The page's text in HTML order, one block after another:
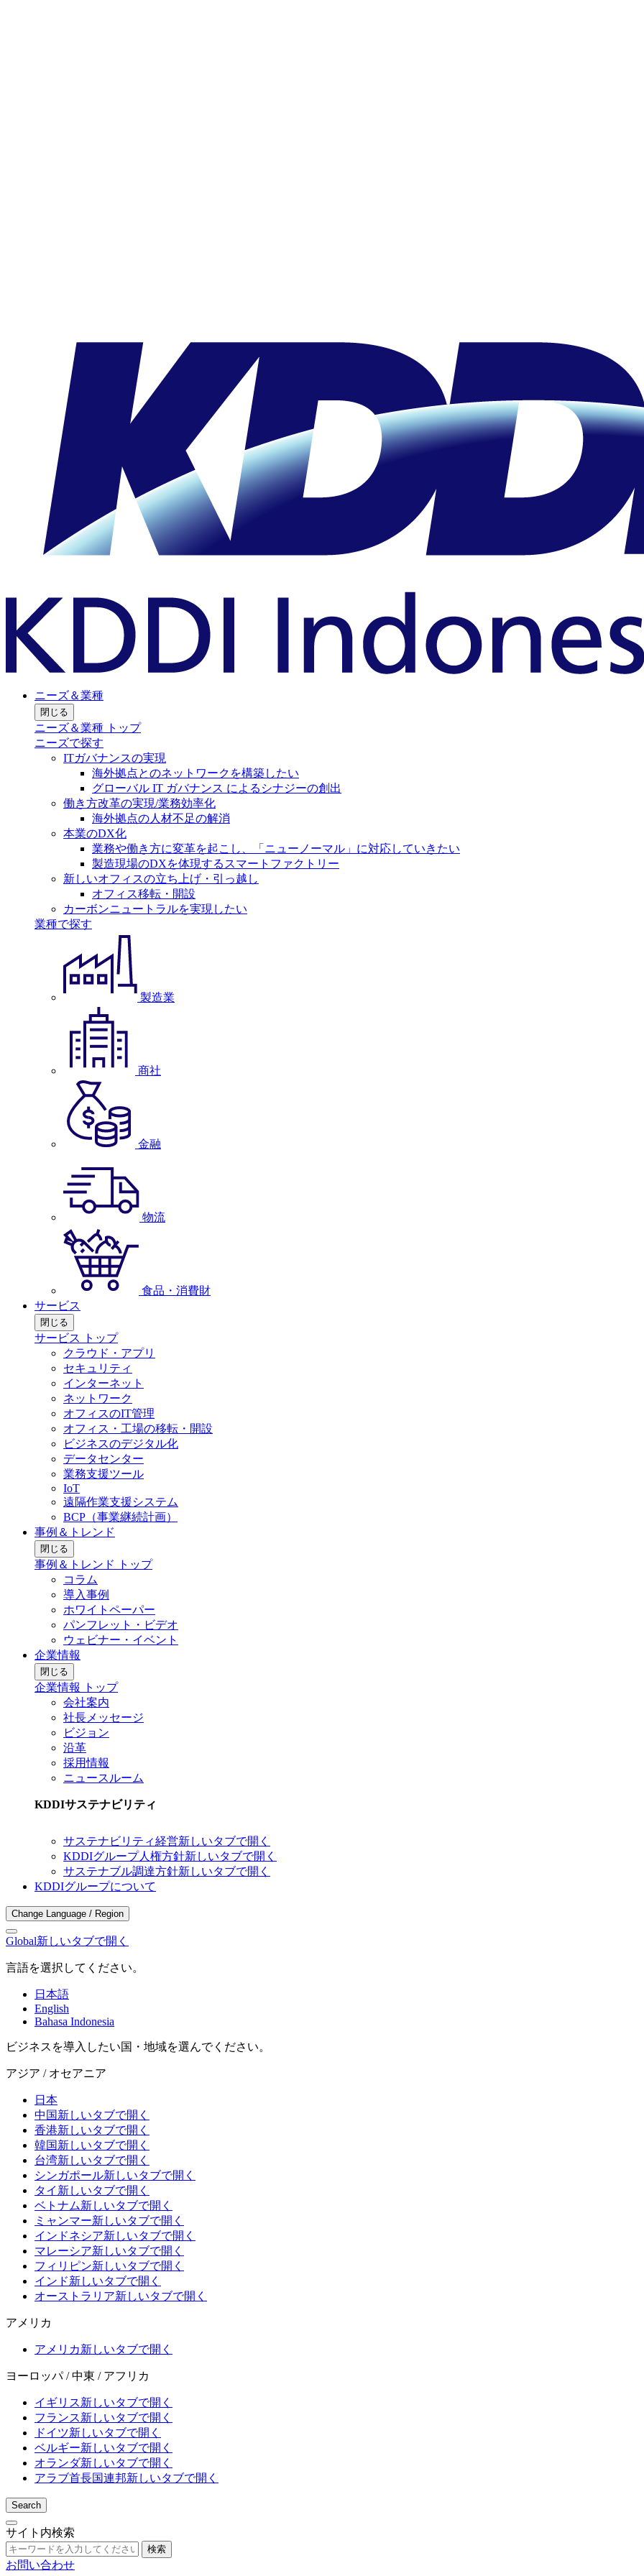
ニーズ＆業種
閉じる
ニーズ＆業種 トップ
ニーズで探す
ITガバナンスの実現
海外拠点とのネットワークを構築したい
グローバル IT ガバナンス によるシナジーの創出
働き方改革の実現/業務効率化
海外拠点の人材不足の解消
本業のDX化
業務や働き方に変革を起こし、「ニューノーマル」に対応していきたい
製造現場のDXを体現するスマートファクトリー
新しいオフィスの立ち上げ・引っ越し
オフィス移転・開設
カーボンニュートラルを実現したい
業種で探す
製造業
商社
金融
物流
食品・消費財
サービス
閉じる
サービス トップ
クラウド・アプリ
セキュリティ
インターネット
ネットワーク
オフィスのIT管理
オフィス・工場の移転・開設
ビジネスのデジタル化
データセンター
業務支援ツール
IoT
遠隔作業支援システム
BCP（事業継続計画）
事例＆トレンド
閉じる
事例＆トレンド トップ
コラム
導入事例
ホワイトペーパー
パンフレット・ビデオ
ウェビナー・イベント
企業情報
閉じる
企業情報 トップ
会社案内
社長メッセージ
ビジョン
沿革
採用情報
ニュースルーム
KDDIサステナビリティ
サステナビリティ経営新しいタブで開く
KDDIグループ人権方針新しいタブで開く
サステナブル調達方針新しいタブで開く
KDDIグループについて
Change Language / Region
Global新しいタブで開く
言語を選択してください。
日本語
English
Bahasa Indonesia
ビジネスを導入したい国・地域を選んでください。
アジア / オセアニア
日本
中国新しいタブで開く
香港新しいタブで開く
韓国新しいタブで開く
台湾新しいタブで開く
シンガポール新しいタブで開く
タイ 新しいタブで開く
ベトナム新しいタブで開く
ミャンマー新しいタブで開く
インドネシア新しいタブで開く
マレーシア新しいタブで開く
フィリピン新しいタブで開く
インド新しいタブで開く
オーストラリア新しいタブで開く
アメリカ
アメリカ新しいタブで開く
ヨーロッパ / 中東 / アフリカ
イギリス新しいタブで開く
フランス新しいタブで開く
ドイツ新しいタブで開く
ベルギー新しいタブで開く
オランダ新しいタブで開く
アラブ首長国連邦新しいタブで開く
Search
サイト内検索
検索
お問い合わせ